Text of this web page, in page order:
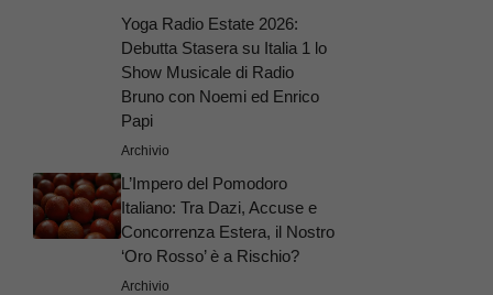
Yoga Radio Estate 2026:
Debutta Stasera su Italia 1 lo
Show Musicale di Radio
Bruno con Noemi ed Enrico
Papi
Archivio
L’Impero del Pomodoro
Italiano: Tra Dazi, Accuse e
Concorrenza Estera, il Nostro
‘Oro Rosso’ è a Rischio?
Archivio